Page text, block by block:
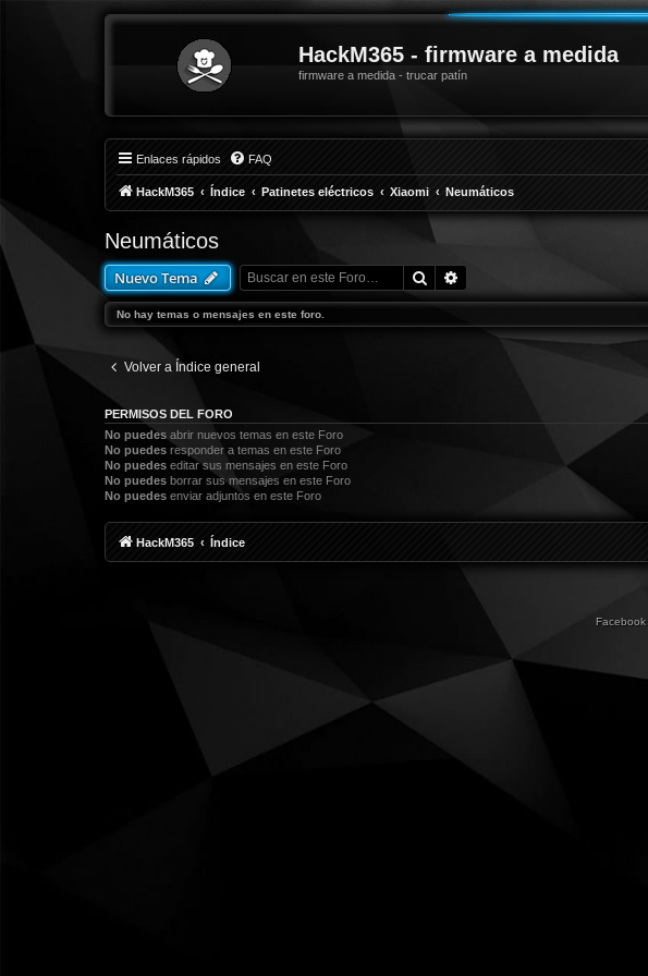
HackM365 - firmware a medida
firmware a medida - trucar patín
Enlaces rápidos FAQ
HackM365 Índice Patinetes eléctricos Xiaomi Neumáticos
Neumáticos
Nuevo Tema Buscar
No hay temas o mensajes en este foro.
Volver a Índice general
PERMISOS DEL FORO
No puedes abrir nuevos temas en este Foro
No puedes responder a temas en este Foro
No puedes editar sus mensajes en este Foro
No puedes borrar sus mensajes en este Foro
No puedes enviar adjuntos en este Foro
HackM365 Índice
Facebook